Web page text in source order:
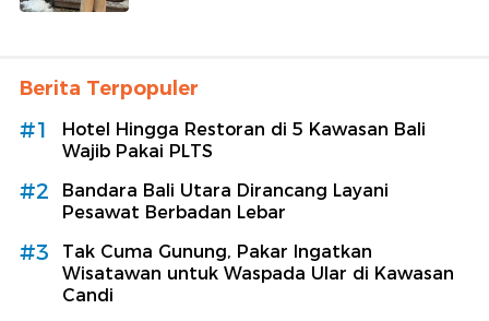
Berita Terpopuler
#1
Hotel Hingga Restoran di 5 Kawasan Bali
Wajib Pakai PLTS
#2
Bandara Bali Utara Dirancang Layani
Pesawat Berbadan Lebar
#3
Tak Cuma Gunung, Pakar Ingatkan
Wisatawan untuk Waspada Ular di Kawasan
Candi